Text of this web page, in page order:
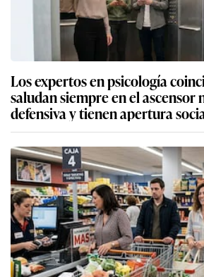
Los expertos en psicología
saludan siempre en el ascensor
defensiva y tienen apertura